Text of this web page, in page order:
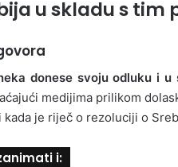
u skladu s
donese svoju odluku i
medijima prilikom
je riječ o rezoluciji o
i: